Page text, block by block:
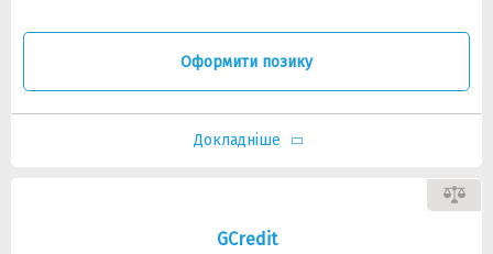
Оформити позику
Докладніше
GCredit